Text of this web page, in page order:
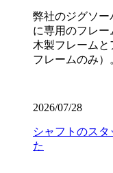
弊社のジグソー
に専用のフレ
木製フレーム
フレームのみ
2026/07/28
シャフトのス
た